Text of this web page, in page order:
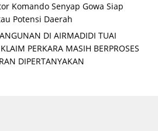
Komando Senyap Gowa Siap
Potensi Daerah
DI AIRMADIDI TUAI
PERKARA MASIH BERPROSES
DIPERTANYAKAN